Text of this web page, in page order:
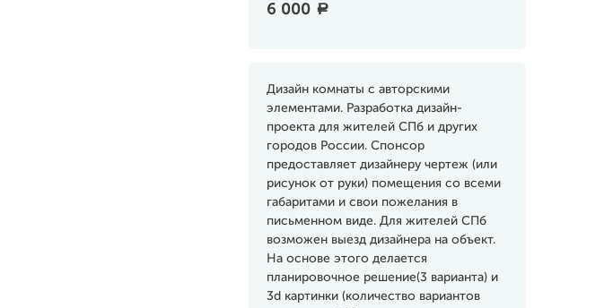
6 000 a
Дизайн комнаты с авторскими
элементами. Разработка дизайн-
проекта для жителей СПб и других
городов России. Спонсор
предоставляет дизайнеру чертеж (или
рисунок от руки) помещения со всеми
габаритами и свои пожелания в
письменном виде. Для жителей СПб
возможен выезд дизайнера на объект.
На основе этого делается
планировочное решение(3 варианта) и
3d картинки (количество вариантов